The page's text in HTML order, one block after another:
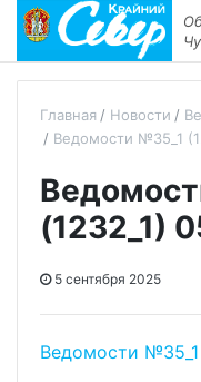
Главная Новости
Ведомости №35_1
(1232_1)
5 сентября 2025
Ведомости